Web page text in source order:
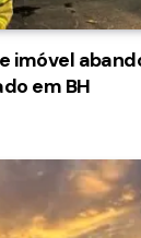
imóvel
em BH